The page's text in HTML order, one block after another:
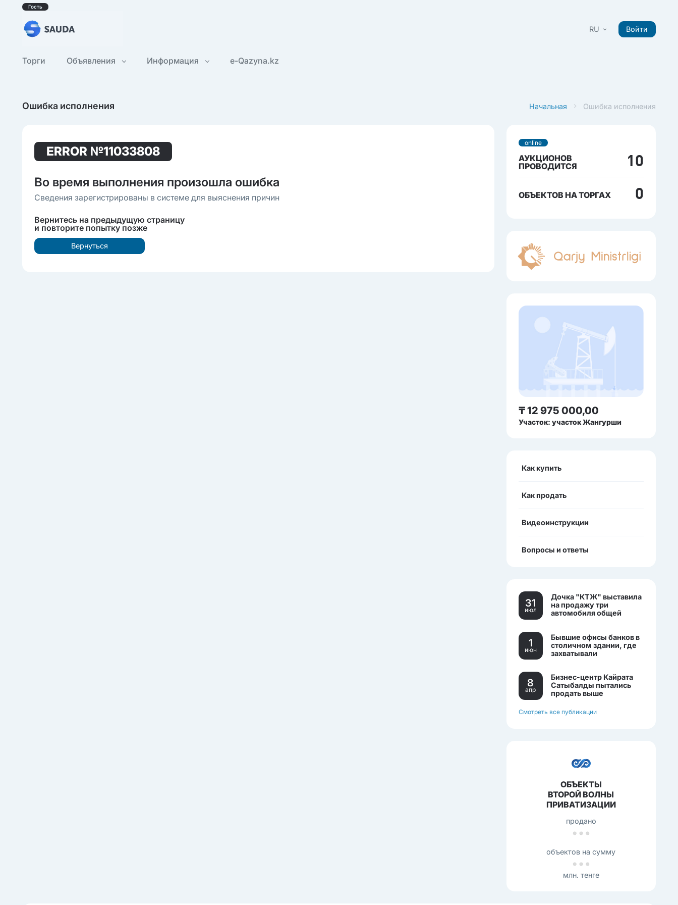
Гость
RU Войти
Торги Объявления Информация e-Qazyna.kz
Начальная Ошибка исполнения
Ошибка исполнения
ERROR №11033808
Во время выполнения произошла ошибка
Сведения зарегистрированы в системе для выяснения причин
Вернитесь на предыдущую страницу
и повторите попытку позже
Вернуться
online
АУКЦИОНОВ
ПРОВОДИТСЯ
10
ОБЪЕКТОВ НА ТОРГАХ 0
₸ 12 975 000,00
Участок: участок Жангурши
Как купить
Как продать
Видеоинструкции
Вопросы и ответы
31
июл
Дочка "КТЖ" выставила
на продажу три
автомобиля общей
1
июн
Бывшие офисы банков в
столичном здании, где
захватывали
8
апр
Бизнес-центр Кайрата
Сатыбалды пытались
продать выше
Смотреть все публикации
ОБЪЕКТЫ
ВТОРОЙ ВОЛНЫ
ПРИВАТИЗАЦИИ
продано
объектов на сумму
млн. тенге